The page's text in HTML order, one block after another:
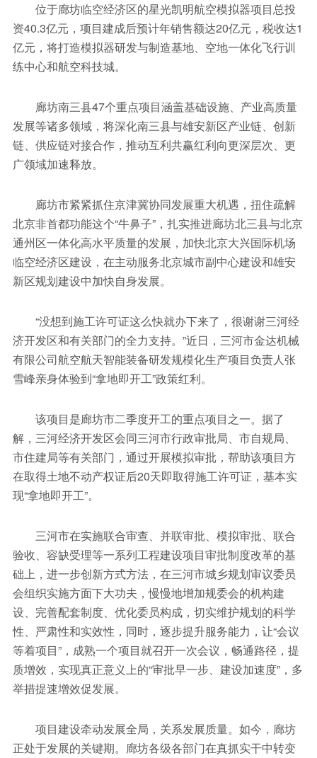
位于廊坊临空经济区的星光凯明航空模拟器项目总投
资40.3亿元，项目建成后预计年销售额达20亿元，税收达1
亿元，将打造模拟器研发与制造基地、空地一体化飞行训
练中心和航空科技城。
廊坊南三县47个重点项目涵盖基础设施、产业高质量
发展等诸多领域，将深化南三县与雄安新区产业链、创新
链、供应链对接合作，推动互利共赢红利向更深层次、更
广领域加速释放。
廊坊市紧紧抓住京津冀协同发展重大机遇，扭住疏解
北京非首都功能这个“牛鼻子”，扎实推进廊坊北三县与北京
通州区一体化高水平质量的发展，加快北京大兴国际机场
临空经济区建设，在主动服务北京城市副中心建设和雄安
新区规划建设中加快自身发展。
“没想到施工许可证这么快就办下来了，很谢谢三河经
济开发区和有关部门的全力支持。”近日，三河市金达机械
有限公司航空航天智能装备研发规模化生产项目负责人张
雪峰亲身体验到“拿地即开工”政策红利。
该项目是廊坊市二季度开工的重点项目之一。据了
解，三河经济开发区会同三河市行政审批局、市自规局、
市住建局等有关部门，通过开展模拟审批，帮助该项目方
在取得土地不动产权证后20天即取得施工许可证，基本实
现“拿地即开工”。
三河市在实施联合审查、并联审批、模拟审批、联合
验收、容缺受理等一系列工程建设项目审批制度改革的基
础上，进一步创新方式方法，在三河市城乡规划审议委员
会组织实施方面下大功夫，慢慢地增加规委会的机构建
设、完善配套制度、优化委员构成，切实维护规划的科学
性、严肃性和实效性，同时，逐步提升服务能力，让“会议
等着项目”，成熟一个项目就召开一次会议，畅通路径，提
质增效，实现真正意义上的“审批早一步、建设加速度”，多
举措提速增效促发展。
项目建设牵动发展全局，关系发展质量。如今，廊坊
正处于发展的关键期。廊坊各级各部门在真抓实干中转变